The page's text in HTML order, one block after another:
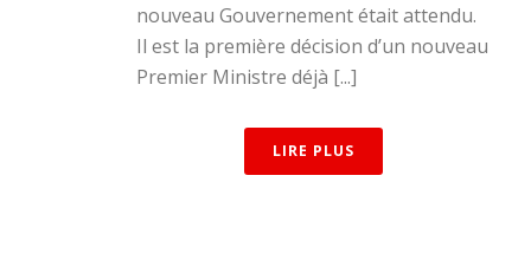
nouveau Gouvernement était attendu.
Il est la première décision d’un nouveau
Premier Ministre déjà [...]
LIRE PLUS